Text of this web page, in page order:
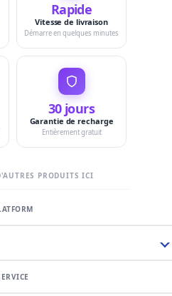
Rapide
Vitesse de livraison
Démarre en quelques minutes
30 jours
Garantie de recharge
Entièrement gratuit
PRODUITS ICI